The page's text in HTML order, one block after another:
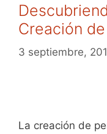
Creación
3 septiembre,
La creación de